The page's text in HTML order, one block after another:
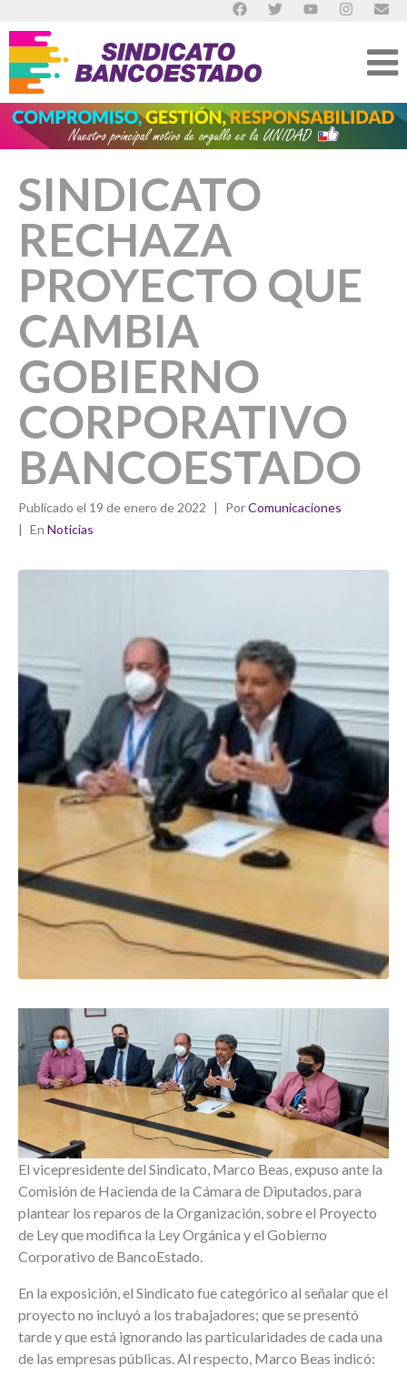
SINDICATO
RECHAZA
PROYECTO QUE
CAMBIA
GOBIERNO
CORPORATIVO
BANCOESTADO
Publicado el 19 de enero de 2022 PorComunicaciones
En Noticias
El vicepresidente del Sindicato, Marco Beas, expuso ante la
Comisión de Hacienda de la Cámara de Diputados, para
plantear los reparos de la Organización, sobre el Proyecto
de Ley que modifica la Ley Orgánica y el Gobierno
Corporativo de BancoEstado.
En la exposición, el Sindicato fue categórico al señalar que el
proyecto no incluyó a los trabajadores; que se presentó
tarde y que está ignorando las particularidades de cada una
de las empresas públicas. Al respecto, Marco Beas indicó: